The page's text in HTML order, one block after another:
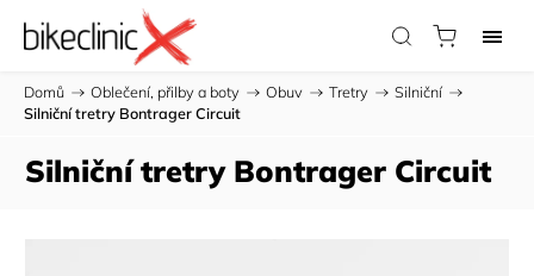
Domů / Oblečení, přilby a boty / Obuv / Tretry / Silniční /
Silniční tretry Bontrager Circuit
Silniční tretry Bontrager Circuit